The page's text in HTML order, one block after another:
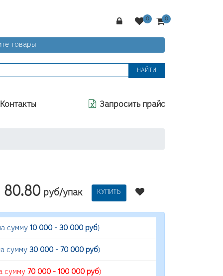
товары
НАЙТИ
Контакты Запросить прайс
80.80 руб/упак КУПИТЬ
сумму 10 000 - 30 000 руб)
сумму 30 000 - 70 000 руб)
сумму 70 000 - 100 000 руб)